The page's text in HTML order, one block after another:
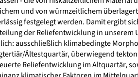
und von würmzeitlichem
festgelegt werden. Damit ergibt
der Reliefentwicklung in unserem
ausschließlich klimabedingte
Ältestquartär, überwiegend
Reliefentwicklung im Altquartär,